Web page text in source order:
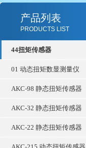
产品列表
PRODUCTS LIST
44扭矩传感器
01 动态扭矩数显测量仪
AKC-98 静态扭矩传感器
AKC-32 静态扭矩传感器
AKC-22 静态扭矩传感器